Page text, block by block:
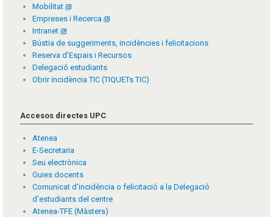
Mobilitat
Empreses i Recerca
Intranet
Bústia de suggeriments, incidències i felicitacions
Reserva d'Espais i Recursos
Delegació estudiants
Obrir incidència TIC (TIQUETs TIC)
Accesos directes UPC
Atenea
E-Secretaria
Seu electrònica
Guies docents
Comunicat d'incidència o felicitació a la Delegació
d'estudiants del centre
Atenea-TFE (Màsters)